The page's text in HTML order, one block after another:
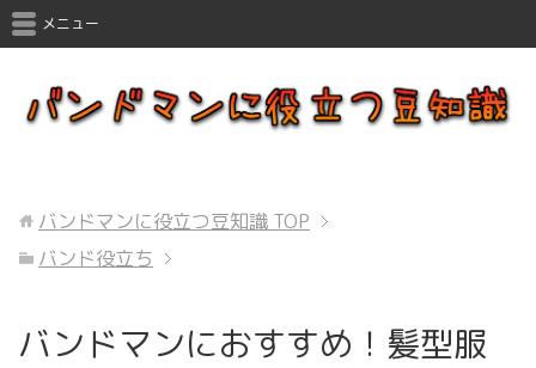
メニュー
バンドマンに役立つ豆知識 TOP
バンド役立ち
バンドマンにおすすめ！髪型服